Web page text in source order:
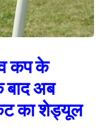
कप के
बाद अब
का शेड्यूल